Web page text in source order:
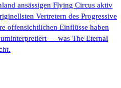
ansässigen Flying Circus aktiv
Vertretern des Progressive
offensichtlichen Einflüsse haben
— was The Eternal